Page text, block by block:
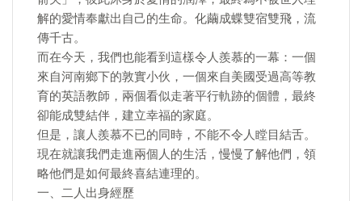
解的愛情奉獻出自己的生命。化繭成蝶雙宿雙飛，流
傳千古。
而在今天，我們也能看到這樣令人羨慕的一幕：一個
來自河南鄉下的敦實小伙，一個來自美國受過高等教
育的英語教師，兩個看似走著平行軌跡的個體，最終
卻能成雙結伴，建立幸福的家庭。
但是，讓人羨慕不已的同時，不能不令人瞠目結舌。
現在就讓我們走進兩個人的生活，慢慢了解他們，領
略他們是如何最終喜結連理的。
一、二人出身經歷